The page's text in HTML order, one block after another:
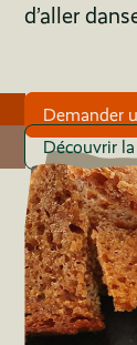
d’aller
Demander
Découvrir